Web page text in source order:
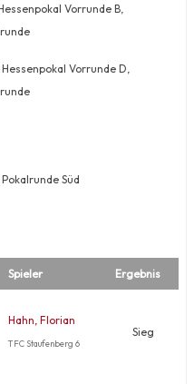
Vorrunde B,
Vorrunde D,
Süd
Spieler Ergebnis
Hahn, Florian
TFC Staufenberg 6
Sieg